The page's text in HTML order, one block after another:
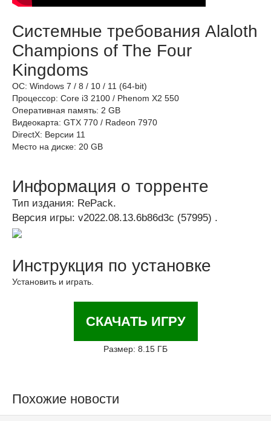
Системные требования Alaloth
Champions of The Four
Kingdoms
ОС: Windows 7 / 8 / 10 / 11 (64-bit)
Процессор: Core i3 2100 / Phenom X2 550
Оперативная память: 2 GB
Видеокарта: GTX 770 / Radeon 7970
DirectX: Версии 11
Место на диске: 20 GB
Информация о торренте
Тип издания: RePack.
Версия игры: v2022.08.13.6b86d3c (57995) .
Инструкция по установке
Установить и играть.
СКАЧАТЬ ИГРУ
Размер: 8.15 ГБ
Похожие новости